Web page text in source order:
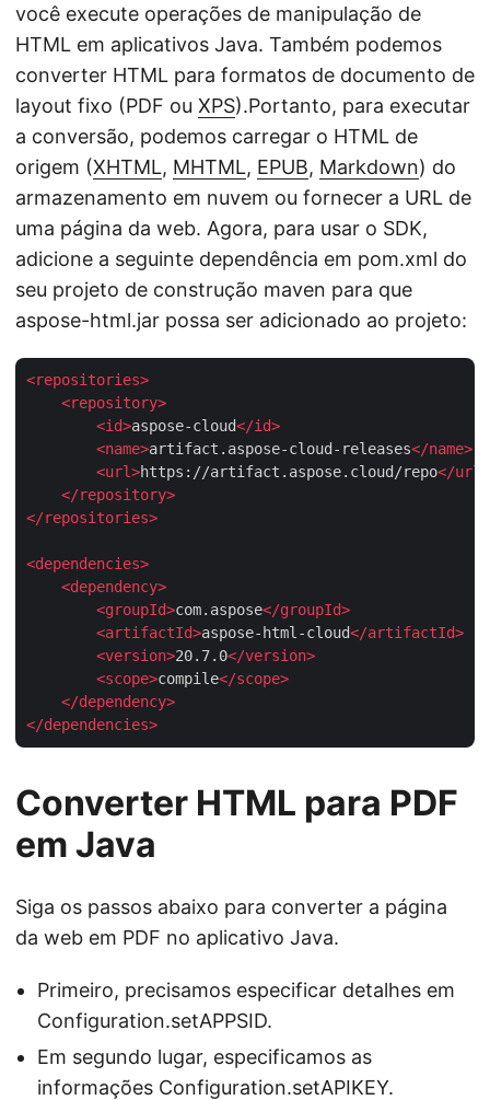
você execute operações de manipulação de
HTML em aplicativos Java. Também podemos
converter HTML para formatos de documento de
layout fixo (PDF ou XPS).Portanto, para executar
a conversão, podemos carregar o HTML de
origem (XHTML, MHTML, EPUB, Markdown) do
armazenamento em nuvem ou fornecer a URL de
uma página da web. Agora, para usar o SDK,
adicione a seguinte dependência em pom.xml do
seu projeto de construção maven para que
aspose-html.jar possa ser adicionado ao projeto:
<repositories>
<repository>
<id>aspose-cloud</id>
<name>artifact.aspose-cloud-releases</name>
<url>https://artifact.aspose.cloud/repo</url
</repository>
</repositories>
<dependencies>
<dependency>
<groupId>com.aspose</groupId>
<artifactId>aspose-html-cloud</artifactId>
<version>20.7.0</version>
<scope>compile</scope>
</dependency>
</dependencies>
Converter HTML para PDF
em Java
Siga os passos abaixo para converter a página
da web em PDF no aplicativo Java.
Primeiro, precisamos especificar detalhes em
Configuration.setAPPSID.
Em segundo lugar, especificamos as
informações Configuration.setAPIKEY.